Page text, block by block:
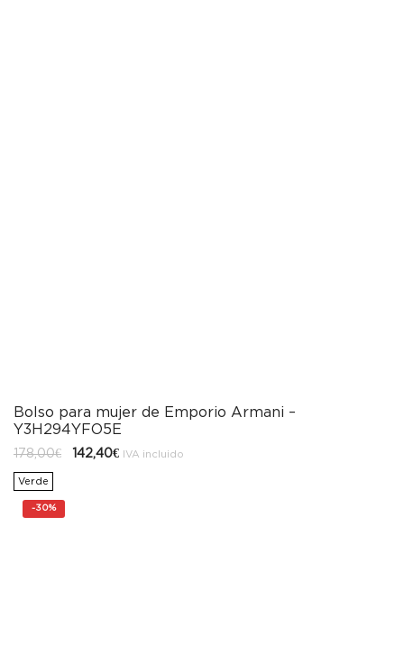
Bolso para mujer de Emporio Armani –
Y3H294YFO5E
178,00€
El
precio
178,00€.
142,40€ElIVA incluido
Verde
-30%